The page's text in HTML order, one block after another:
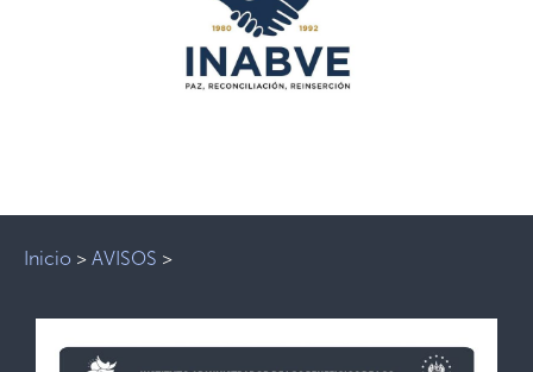
Inicio > AVISOS >